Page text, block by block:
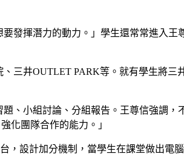
發揮潛力的動力。」學生還常常進入
三井OUTLET PARK等。就有學生將
、小組討論、分組報告。王尊信強調
化團隊合作的能力。」
，設計加分機制，當學生在課堂做出電